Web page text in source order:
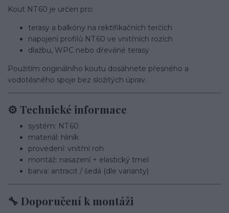
Kout NT 60 je určen pro:
terasy a balkóny na rektifikačních terčích
napojení profilů NT 60 ve vnitřních rozích
dlažbu, WPC nebo dřevěné terasy
Použitím originálního koutu dosáhnete přesného a
vodotěsného spoje bez složitých úprav.
⚙️ Technické informace
systém: NT 60
materiál: hliník
provedení: vnitřní roh
montáž: nasazení + elastický tmel
barva: antracit / šedá (dle varianty)
🔧 Doporučení k montáži